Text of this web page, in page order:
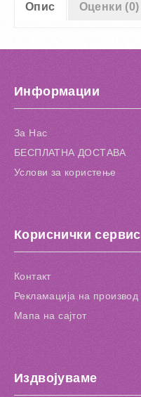
Опис Оценки (0)
Информации
За Нас
БЕСПЛАТНА ДОСТАВА
Услови за користење
Кориснички сервис
Контакт
Рекламација на производ
Мапа на сајтот
Издвојуваме